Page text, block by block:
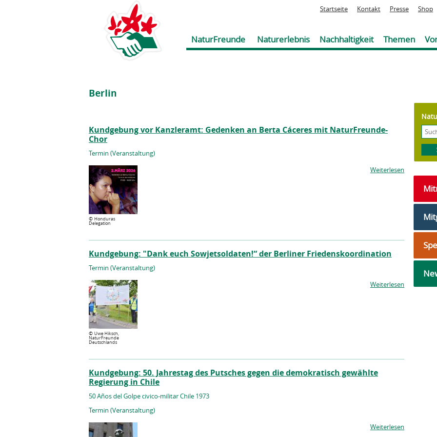
Jump to navigation
Startseite Kontakt Presse Shop
NaturFreunde Naturerlebnis Nachhaltigkeit Themen
Berlin
Kundgebung vor Kanzleramt: Gedenken an Berta Cáceres mit NaturFreunde-
Chor
Termin (Veranstaltung)
© Honduras
Delegation
Weiterlesen
Kundgebung: "Dank euch Sowjetsoldaten!“ der Berliner Friedenskoordination
Termin (Veranstaltung)
© Uwe Hiksch,
NaturFreunde
Deutschlands
Weiterlesen
Kundgebung: 50. Jahrestag des Putsches gegen die demokratisch gewählte
Regierung in Chile
50 Años del Golpe civico-militar Chile 1973
Termin (Veranstaltung)
Weiterlesen